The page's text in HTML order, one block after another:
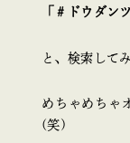
「＃ドウダン
と、検索して
めちゃめちゃ
(笑)